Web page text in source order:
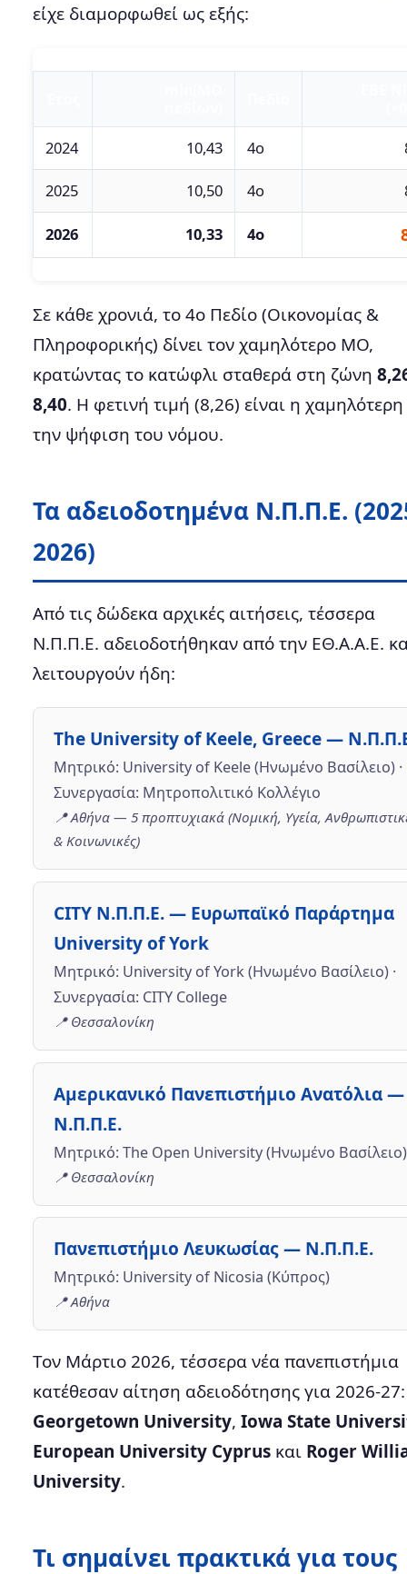
είχε διαμορφωθεί ως εξής:
2024 10,43 4ο
2025 10,50 4ο
2026 10,33 4ο
Σε κάθε χρονιά, το 4ο Πεδίο (Οικονομίας &
Πληροφορικής) δίνει τον χαμηλότερο ΜΟ,
κρατώντας το κατώφλι σταθερά στη ζώνη
8,40. Η φετινή τιμή (8,26) είναι η
την ψήφιση του νόμου.
Τα αδειοδοτημένα Ν.Π.Π.Ε.
2026)
Από τις δώδεκα αρχικές αιτήσεις, τέσσερα
Ν.Π.Π.Ε. αδειοδοτήθηκαν από την ΕΘ.Α.Α.Ε.
λειτουργούν ήδη:
The University of Keele, Greece —
Μητρικό: University of Keele (Ηνωμένο Βασίλειο) ·
Συνεργασία: Μητροπολιτικό Κολλέγιο
📍 Αθήνα — 5 προπτυχιακά (Νομική, Υγεία,
& Κοινωνικές)
CITY Ν.Π.Π.Ε. — Ευρωπαϊκό Παράρτημα
University of York
Μητρικό: University of York (Ηνωμένο Βασίλειο) ·
Συνεργασία: CITY College
📍 Θεσσαλονίκη
Αμερικανικό Πανεπιστήμιο Ανατόλια —
Ν.Π.Π.Ε.
Μητρικό: The Open University (Ηνωμένο Βασίλειο)
📍 Θεσσαλονίκη
Πανεπιστήμιο Λευκωσίας — Ν.Π.Π.Ε.
Μητρικό: University of Nicosia (Κύπρος)
📍 Αθήνα
Τον Μάρτιο 2026, τέσσερα νέα πανεπιστήμια
κατέθεσαν αίτηση αδειοδότησης για 2026-27:
Georgetown University, Iowa State
European University Cyprus και Roger
University.
Τι σημαίνει πρακτικά για τους